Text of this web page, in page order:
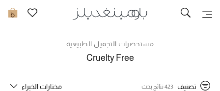
0 توصيل سريع
ما وصلنا حديثاً
مستحضرات التجميل الطبيعية
Cruelty Free
تصنيف 423 نتائج بحث مختارات الخبراء